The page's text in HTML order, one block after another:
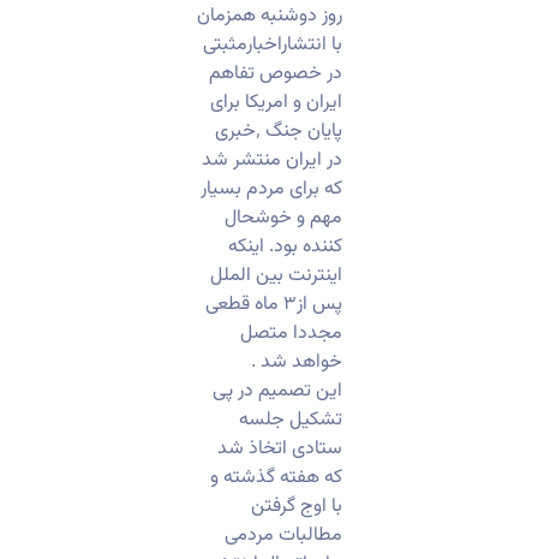
روز دوشنبه همزمان
با انتشاراخبارمثبتی
در خصوص تفاهم
ایران و امریکا برای
پایان جنگ ٬خبری
در ایران منتشر شد
که برای مردم بسیار
مهم و خوشحال
کننده بود. اینکه
اینترنت بین الملل
پس از۳ ماه قطعی
مجددا متصل
خواهد شد .
این تصمیم در پی
تشکیل جلسه
ستادی اتخاذ شد
که هفته گذشته و
با اوج گرفتن
مطالبات مردمی